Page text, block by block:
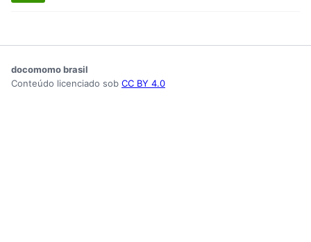
docomomo brasil
Conteúdo licenciado sob CC BY 4.0